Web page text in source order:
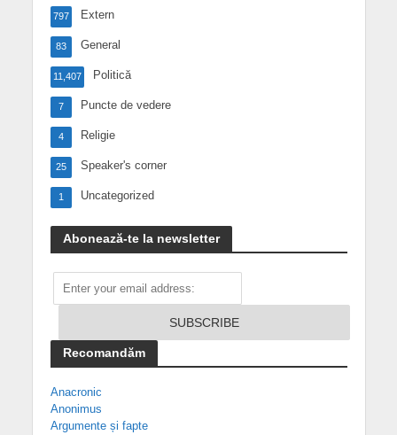
Extern
797
General
83
Politică
11,407
Puncte de vedere
7
Religie
4
Speaker's corner
25
Uncategorized
1
Abonează-te la newsletter
Recomandăm
Anacronic
Anonimus
Argumente și fapte